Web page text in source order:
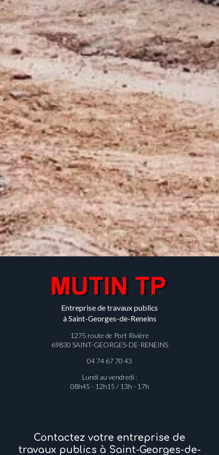
Entreprise de travaux publics
à Saint-Georges-de-Reneins
1275 route de Port Rivière
69830 SAINT-GEORGES-DE-RENEINS
04 74 67 70 43
Lundi au vendredi :
08h45 - 12h15 / 13h - 17h
Contactez votre entreprise de
travaux publics à Saint-Georges-de-